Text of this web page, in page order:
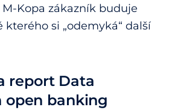
Kopa zákazník buduje
kterého si „odemyká“ další
report Data
banking